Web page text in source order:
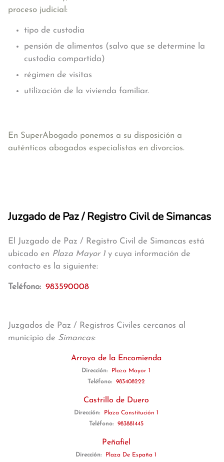
proceso judicial:
tipo de custodia
pensión de alimentos (salvo que se determine la
custodia compartida)
régimen de visitas
utilización de la vivienda familiar.
En SuperAbogado ponemos a su disposición a
auténticos abogados especialistas en divorcios.
Juzgado de Paz / Registro Civil de Simancas
El Juzgado de Paz / Registro Civil de Simancas está
ubicado en Plaza Mayor 1y cuya información de
contacto es la siguiente:
Teléfono: 983590008
Juzgados de Paz / Registros Civiles cercanos al
municipio de Simancas:
Arroyo de la Encomienda
Dirección:
Plaza Mayor 1
Teléfono:
983408222
Castrillo de Duero
Dirección:
Plaza Constitución 1
Teléfono:
983881445
Peñafiel
Dirección:
Plaza De España 1